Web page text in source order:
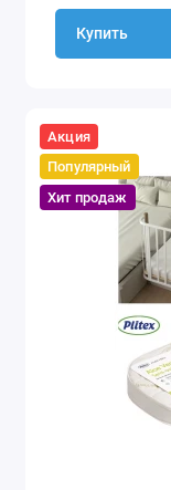
Купить
Акция
Популярный
Хит продаж